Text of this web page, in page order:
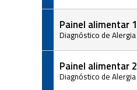
Painel alimentar 1
Diagnóstico de Alergia
Painel alimentar 2
Diagnóstico de Alergia